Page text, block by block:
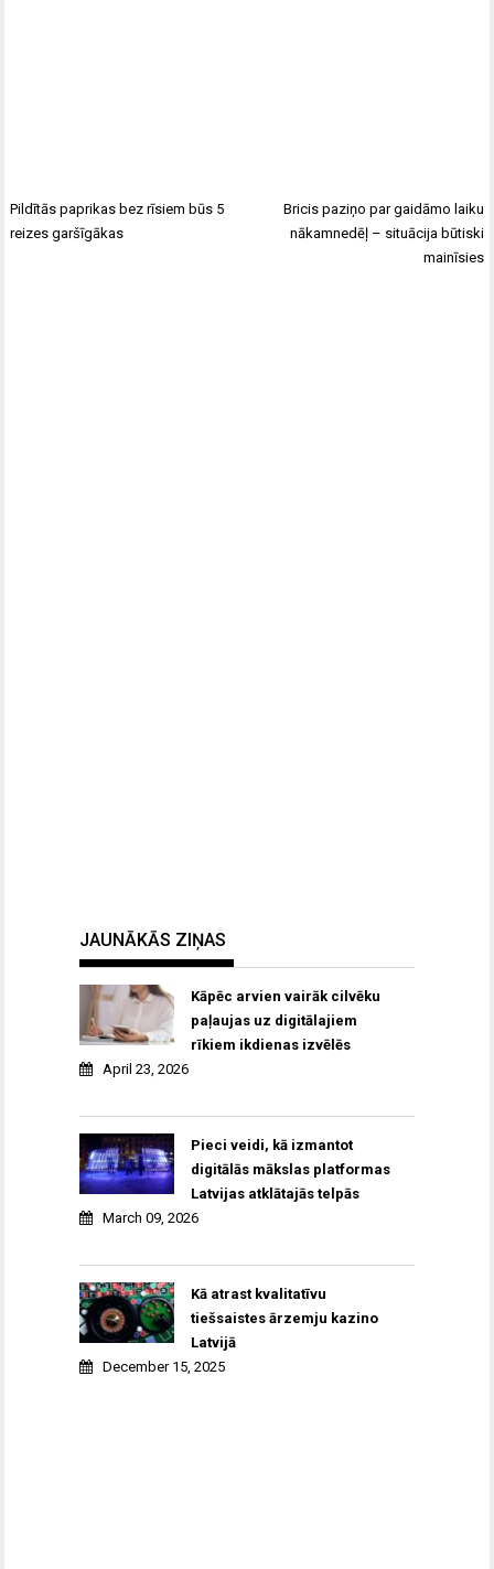
Pildītās paprikas bez rīsiem būs 5
reizes garšīgākas
Bricis paziņo par gaidāmo laiku
nākamnedēļ – situācija būtiski
mainīsies
JAUNĀKĀS ZIŅAS
Kāpēc arvien vairāk cilvēku
paļaujas uz digitālajiem
rīkiem ikdienas izvēlēs
April 23, 2026
Pieci veidi, kā izmantot
digitālās mākslas platformas
Latvijas atklātajās telpās
March 09, 2026
Kā atrast kvalitatīvu
tiešsaistes ārzemju kazino
Latvijā
December 15, 2025